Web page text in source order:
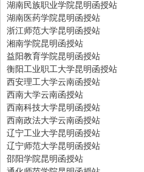
湖南民族职业学院昆明函授站
湖南医药学院昆明函授站
浙江师范大学昆明函授站
湘南学院昆明函授站
益阳教育学院昆明函授站
衡阳工业职工大学昆明函授站
西安理工大学云南函授站
西南大学云南函授站
西南科技大学昆明函授站
西南政法大学云南函授站
辽宁工业大学昆明函授站
辽宁师范大学昆明函授站
邵阳学院昆明函授站